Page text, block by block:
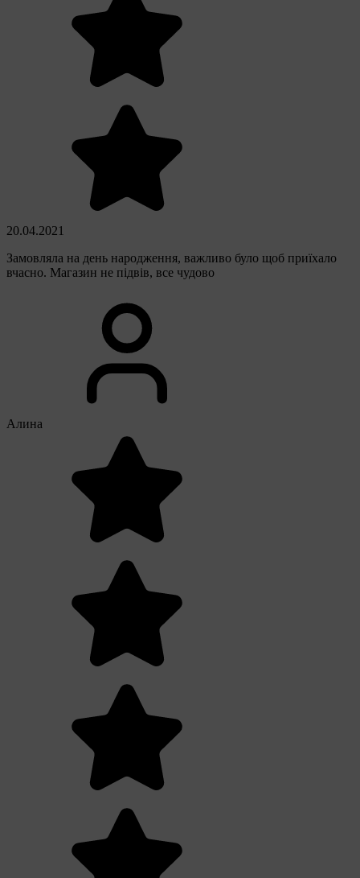
20.04.2021
Замовляла на день народження, важливо було щоб приїхало
вчасно. Магазин не підвів, все чудово
Алина